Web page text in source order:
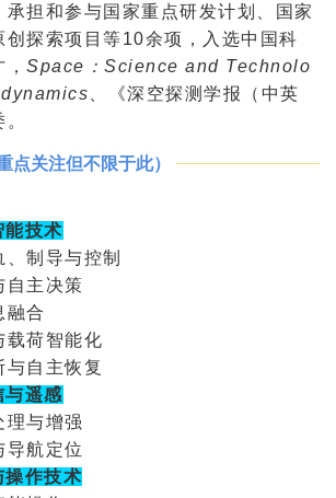
承担和参与国家重点研发计划、国家
创探索项目等10余项，入选中国科
Space ： Science and Technolo
、《深空探测学报（中英
点关注但不限于此）
能技术
制导与控制
自主决策
融合
载荷智能化
与自主恢复
与遥感
理与增强
导航定位
操作技术